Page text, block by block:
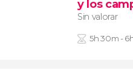
y los
Sin valorar
5h 30m -